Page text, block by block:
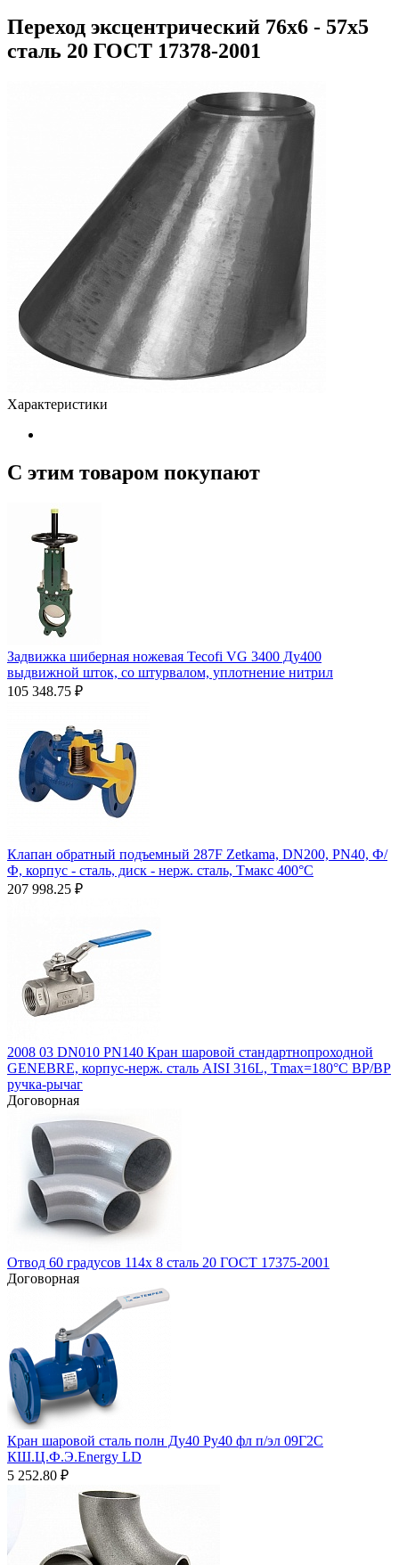
Переход эксцентрический 76х6 - 57х5
сталь 20 ГОСТ 17378-2001
Характеристики
С этим товаром покупают
Задвижка шиберная ножевая Tecofi VG 3400 Ду400
выдвижной шток, со штурвалом, уплотнение нитрил
105 348.75 ₽
Клапан обратный подъемный 287F Zetkama, DN200, PN40, Ф/
Ф, корпус - сталь, диск - нерж. сталь, Тмакс 400°C
207 998.25 ₽
2008 03 DN010 PN140 Кран шаровой стандартнопроходной
GENEBRE, корпус-нерж. сталь AISI 316L, Tmax=180°C ВР/ВР
ручка-рычаг
Договорная
Отвод 60 градусов 114х 8 сталь 20 ГОСТ 17375-2001
Договорная
Кран шаровой сталь полн Ду40 Ру40 фл п/эл 09Г2С
КШ.Ц.Ф.Э.Energy LD
5 252.80 ₽